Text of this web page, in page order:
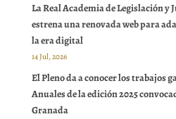
La Real Academia de Legislación
estrena una renovada web para
la era digital
14 Jul, 2026
El Pleno da a conocer los trabajos
Anuales de la edición 2025
Granada